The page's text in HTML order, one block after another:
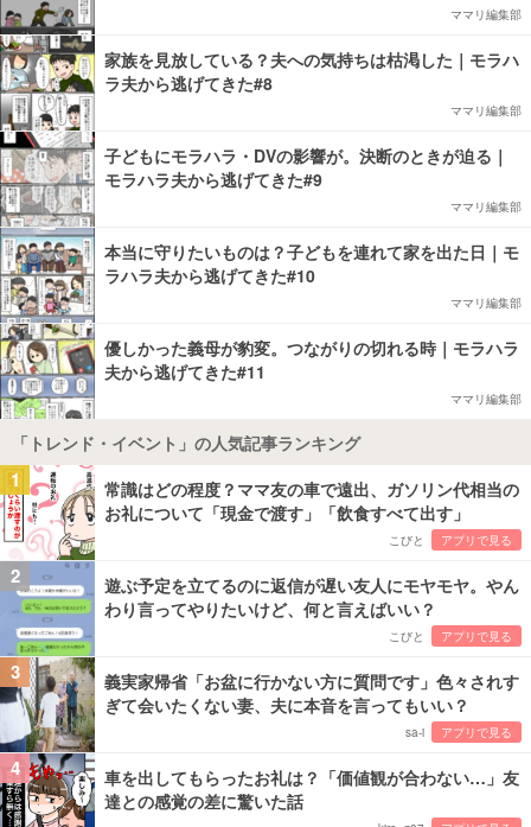
ママリ編集部
家族を見放している？夫への気持ちは枯渇した｜モラハ
ラ夫から逃げてきた#8
ママリ編集部
子どもにモラハラ・DVの影響が。決断のときが迫る｜
モラハラ夫から逃げてきた#9
ママリ編集部
本当に守りたいものは？子どもを連れて家を出た日｜モ
ラハラ夫から逃げてきた#10
ママリ編集部
優しかった義母が豹変。つながりの切れる時｜モラハラ
夫から逃げてきた#11
ママリ編集部
「トレンド・イベント」の人気記事ランキング
1
常識はどの程度？ママ友の車で遠出、ガソリン代相当の
お礼について「現金で渡す」「飲食すべて出す」
こびと アプリで見る
2
遊ぶ予定を立てるのに返信が遅い友人にモヤモヤ。やん
わり言ってやりたいけど、何と言えばいい？
こびと アプリで見る
3
義実家帰省「お盆に行かない方に質問です」色々されす
ぎて会いたくない妻、夫に本音を言ってもいい？
sa-i アプリで見る
4
車を出してもらったお礼は？「価値観が合わない…」友
達との感覚の差に驚いた話